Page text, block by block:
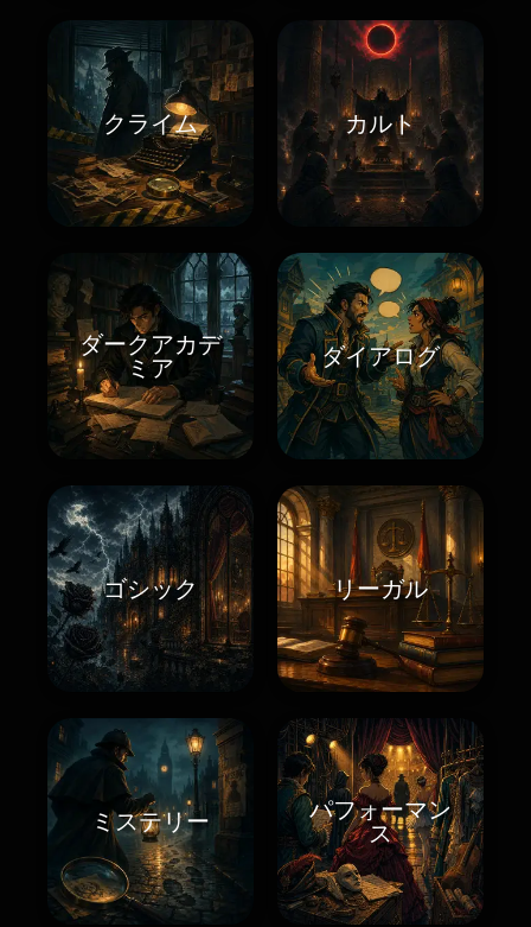
クライム カルト
ダークアカデ
ミア
ダイアログ
ゴシック リーガル
ミステリー
パフォーマン
ス